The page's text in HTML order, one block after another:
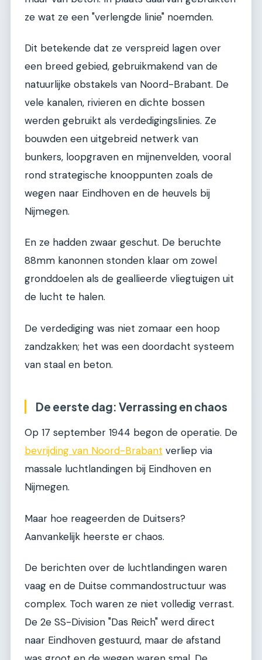
ze wat ze een "verlengde linie" noemden.
Dit betekende dat ze verspreid lagen over
een breed gebied, gebruikmakend van de
natuurlijke obstakels van Noord-Brabant. De
vele kanalen, rivieren en dichte bossen
werden gebruikt als verdedigingslinies. Ze
bouwden een uitgebreid netwerk van
bunkers, loopgraven en mijnenvelden, vooral
rond strategische knooppunten zoals de
wegen naar Eindhoven en de heuvels bij
Nijmegen.
En ze hadden zwaar geschut. De beruchte
88mm kanonnen stonden klaar om zowel
gronddoelen als de geallieerde vliegtuigen uit
de lucht te halen.
De verdediging was niet zomaar een hoop
zandzakken; het was een doordacht systeem
van staal en beton.
De eerste dag: Verrassing en chaos
Op 17 september 1944 begon de operatie. De
bevrijding van Noord-Brabant verliep via
massale luchtlandingen bij Eindhoven en
Nijmegen.
Maar hoe reageerden de Duitsers?
Aanvankelijk heerste er chaos.
De berichten over de luchtlandingen waren
vaag en de Duitse commandostructuur was
complex. Toch waren ze niet volledig verrast.
De 2e SS-Division "Das Reich" werd direct
naar Eindhoven gestuurd, maar de afstand